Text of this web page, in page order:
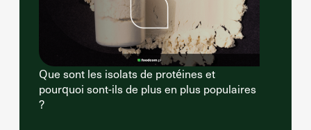
Que sont les isolats de protéines et
pourquoi sont-ils de plus en plus populaires
?